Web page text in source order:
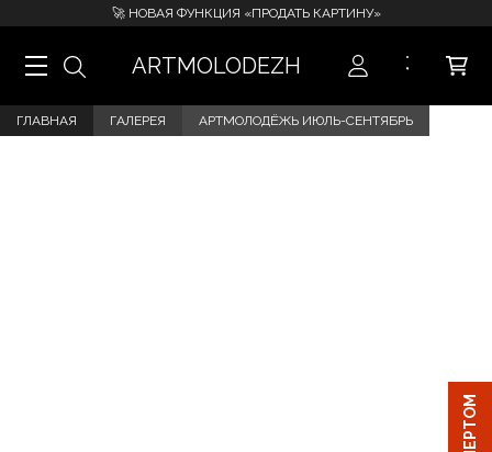
🚀 НОВАЯ ФУНКЦИЯ «ПРОДАТЬ КАРТИНУ»
ARTMOLODEZH
ГЛАВНАЯ ГАЛЕРЕЯ АРТМОЛОДЁЖЬ ИЮЛЬ-СЕНТЯБРЬ